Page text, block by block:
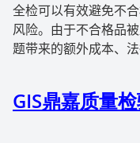
全检可以有效避免不
风险。由于不合格品
题带来的额外成本、
GIS鼎嘉质量